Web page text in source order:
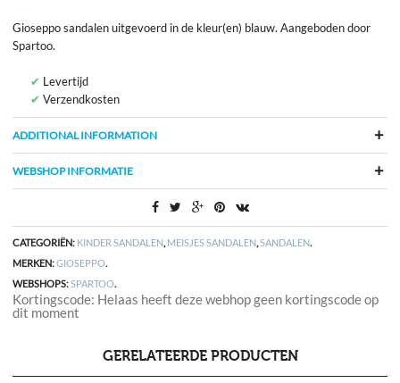
Gioseppo sandalen uitgevoerd in de kleur(en) blauw. Aangeboden door
Spartoo.
Levertijd
Verzendkosten
ADDITIONAL INFORMATION
WEBSHOP INFORMATIE
CATEGORIËN: KINDER SANDALEN, MEISJES SANDALEN,SANDALEN.
MERKEN:GIOSEPPO.
WEBSHOPS:SPARTOO.
Kortingscode: Helaas heeft deze webhop geen kortingscode op
dit moment
GERELATEERDE PRODUCTEN